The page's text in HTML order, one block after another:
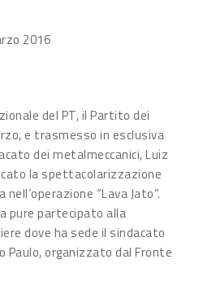
2016
del PT, il Partito dei
e trasmesso in esclusiva
dei metalmeccanici, Luiz
la spettacolarizzazione
“Lava Jato”.
pure partecipato alla
dove ha sede il sindacato
Paulo, organizzato dal Fronte